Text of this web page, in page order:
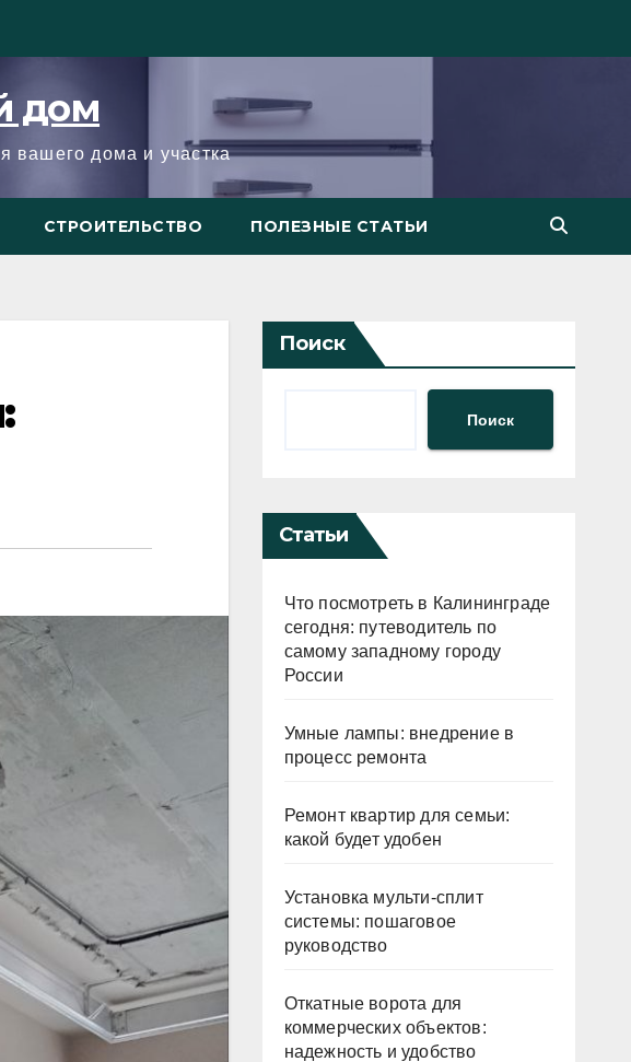
дом
вашего дома и участка
СТРОИТЕЛЬСТВО ПОЛЕЗНЫЕ СТАТЬИ
Поиск
Поиск
Статьи
Что посмотреть в Калининграде
сегодня: путеводитель по
самому западному городу
России
Умные лампы: внедрение в
процесс ремонта
Ремонт квартир для семьи:
какой будет удобен
Установка мульти-сплит
системы: пошаговое
руководство
Откатные ворота для
коммерческих объектов:
надежность и удобство